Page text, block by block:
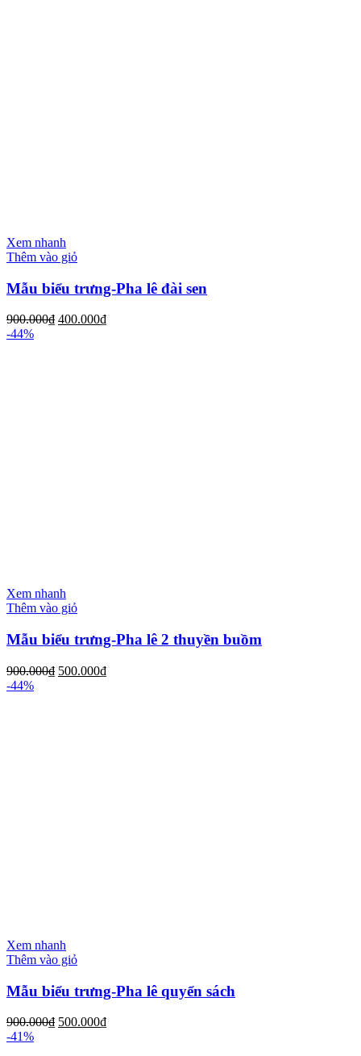
Xem nhanh
Thêm vào giỏ
Mẫu biểu trưng-Pha lê đài sen
900.000₫ 400.000₫
-44%
Xem nhanh
Thêm vào giỏ
Mẫu biểu trưng-Pha lê 2 thuyền buồm
900.000₫ 500.000₫
-44%
Xem nhanh
Thêm vào giỏ
Mẫu biểu trưng-Pha lê quyển sách
900.000₫ 500.000₫
-41%